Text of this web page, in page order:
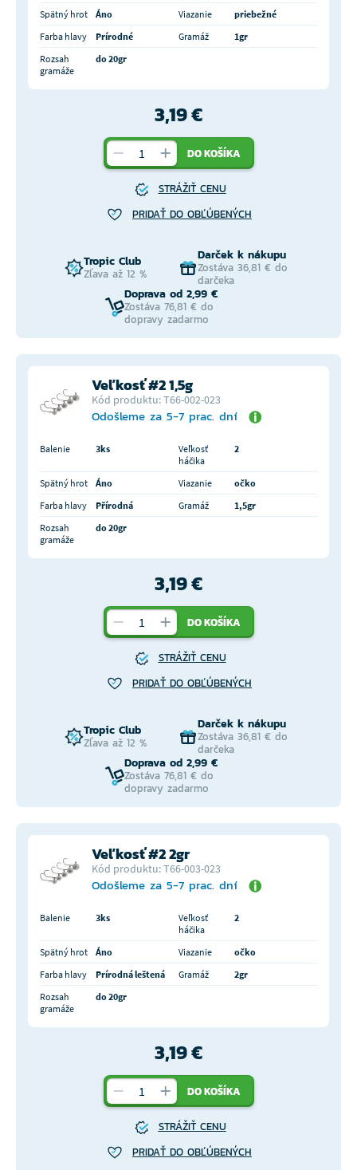
Spätný hrot Áno Viazanie
priebežné
Farba hlavy
Prírodné Gramáž
1gr
Rozsah
gramáže
do 20gr
3,19 €
DO KOŠÍKA
STRÁŽIŤ CENU
PRIDAŤ DO OBĽÚBENÝCH
Tropic Club
Zľava až 12 %
Darček k nákupu
Zostáva 36,81 € do
darčeka
Doprava od 2,99 €
Zostáva 76,81 € do
dopravy zadarmo
Veľkosť #2 1,5g
Kód produktu: T66-002-023
Odošleme za 5-7 prac. dní
Balenie 3ks
Veľkosť
háčika
2
Spätný hrot Áno Viazanie
očko
Farba hlavy
Přírodná Gramáž
1,5gr
Rozsah
gramáže
do 20gr
3,19 €
DO KOŠÍKA
STRÁŽIŤ CENU
PRIDAŤ DO OBĽÚBENÝCH
Tropic Club
Zľava až 12 %
Darček k nákupu
Zostáva 36,81 € do
darčeka
Doprava od 2,99 €
Zostáva 76,81 € do
dopravy zadarmo
Veľkosť #2 2gr
Kód produktu: T66-003-023
Odošleme za 5-7 prac. dní
Balenie 3ks
Veľkosť
háčika
2
Spätný hrot Áno Viazanie
očko
Farba hlavy
Prírodná leštená Gramáž
2gr
Rozsah
gramáže
do 20gr
3,19 €
DO KOŠÍKA
STRÁŽIŤ CENU
PRIDAŤ DO OBĽÚBENÝCH